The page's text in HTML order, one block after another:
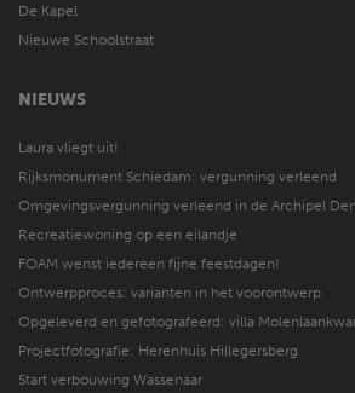
De Kapel
Nieuwe Schoolstraat
NIEUWS
Laura vliegt uit!
Rijksmonument Schiedam: vergunning verleend
Omgevingsvergunning verleend in de Archipel
Recreatiewoning op een eilandje
FOAM wenst iedereen fijne feestdagen!
Ontwerpproces: varianten in het voorontwerp
Opgeleverd en gefotografeerd: villa
Projectfotografie: Herenhuis Hillegersberg
Start verbouwing Wassenaar